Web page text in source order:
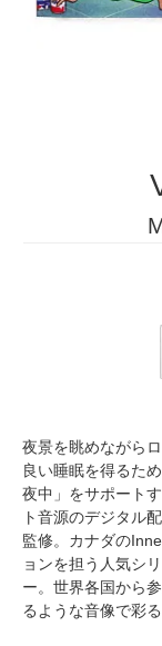
夜景を眺めながら
良い睡眠を得るた
夜中」をサポート
ト音源のデジタル
監修。カナダの
ョンを担う人気シ
ー。世界各国から
るような音像で彩